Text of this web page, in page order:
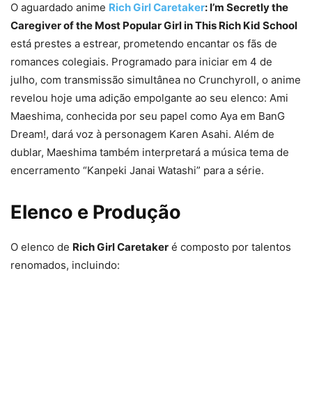
O aguardado anime Rich Girl Caretaker: I’m Secretly the
Caregiver of the Most Popular Girl in This Rich Kid School
está prestes a estrear, prometendo encantar os fãs de
romances colegiais. Programado para iniciar em 4 de
julho, com transmissão simultânea no Crunchyroll, o anime
revelou hoje uma adição empolgante ao seu elenco: Ami
Maeshima, conhecida por seu papel como Aya em BanG
Dream!, dará voz à personagem Karen Asahi. Além de
dublar, Maeshima também interpretará a música tema de
encerramento “Kanpeki Janai Watashi” para a série.
Elenco e Produção
O elenco de Rich Girl Caretaker é composto por talentos
renomados, incluindo: